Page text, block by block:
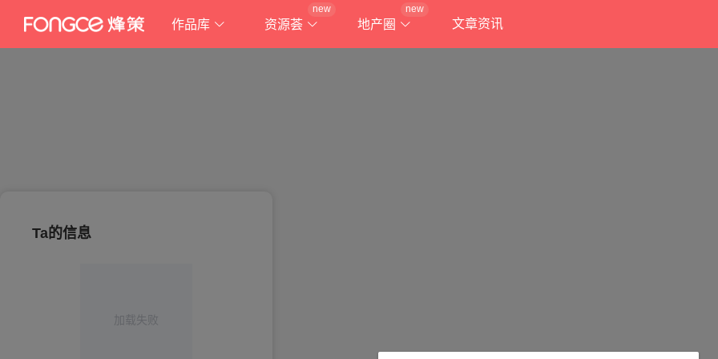
作品库 资源荟
new
地产圈
new
文章资讯
Ta的信息
加载失败